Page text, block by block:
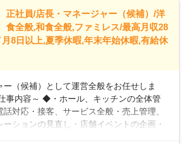
正社員/店長・マネージャー（候補）/洋
食全般,和食全般,ファミレス/最高月収28
8日以上,夏季休暇,年末年始休暇,有給休
ー（候補）として運営全般をお任せしま
事内容～ ◆・ホール、キッチンの全体管
対応・接客、サービス全般・売上管理、
ションの見直し・店舗イベントの企画・